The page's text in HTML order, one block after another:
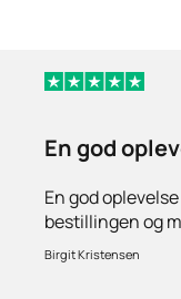
En god
En god
bestillingen og
stille spørgsmål
behov for
Birgit Kristensen